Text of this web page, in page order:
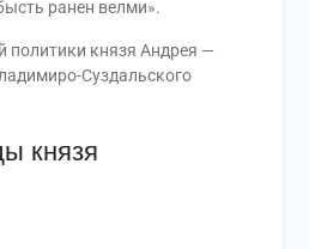
ранен велми».
политики князя Андрея —
Суздальского
князя